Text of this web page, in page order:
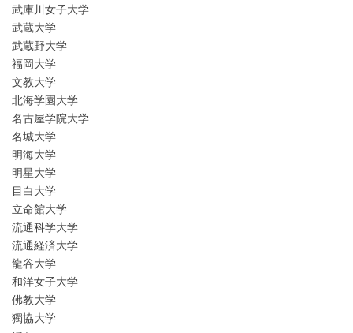
武庫川女子大学
武蔵大学
武蔵野大学
福岡大学
文教大学
北海学園大学
名古屋学院大学
名城大学
明海大学
明星大学
目白大学
立命館大学
流通科学大学
流通経済大学
龍谷大学
和洋女子大学
佛教大学
獨協大学